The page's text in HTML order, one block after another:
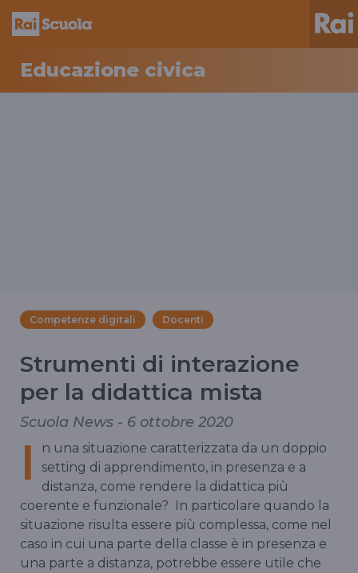
Educazione civica
Competenze digitali Docenti
Strumenti di interazione
per la didattica mista
Scuola News - 6 ottobre 2020
I
n una situazione caratterizzata da un doppio
setting di apprendimento, in presenza e a
distanza, come rendere la didattica più
coerente e funzionale? In particolare quando la
situazione risulta essere più complessa, come nel
caso in cui una parte della classe è in presenza e
una parte a distanza, potrebbe essere utile che